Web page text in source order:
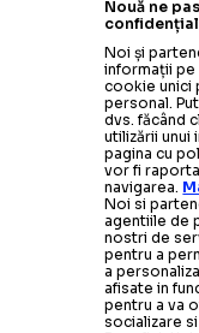
Nouă ne
Noi și
informații
cookie unici
personal.
dvs. făcând
utilizării
pagina cu
vor fi
navigarea.
Noi si
agentiile de
nostri de
pentru a
a
afisate in
pentru a va
socializare